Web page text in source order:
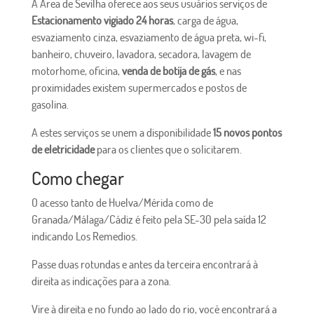
A Área de Sevilha oferece aos seus usuários serviços de
Estacionamento vigiado 24 horas, carga de água,
esvaziamento cinza, esvaziamento de água preta, wi-fi,
banheiro, chuveiro, lavadora, secadora, lavagem de
motorhome, oficina, venda de botija de gás, e nas
proximidades existem supermercados e postos de
gasolina.
A estes serviços se unem a disponibilidade15 novos pontos
de eletricidadepara os clientes que o solicitarem.
Como chegar
O acesso tanto de Huelva/Mérida como de
Granada/Málaga/Cádiz é feito pela SE-30 pela saída 12
indicando Los Remedios.
Passe duas rotundas e antes da terceira encontrará à
direita as indicações para a zona.
Vire à direita e no fundo ao lado do rio, você encontrará a